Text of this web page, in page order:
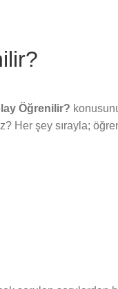
Öğrenilir?
Her şey sırayla;